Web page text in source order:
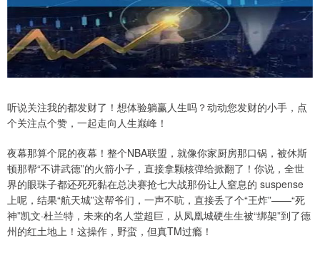
听说关注我的都发财了！想体验躺赢人生吗？动动您发财的小手，点
个关注点个赞，一起走向人生巅峰！
夜幕那算个屁的夜幕！整个NBA联盟，就像你家厨房那口锅，被休斯
顿那帮“不讲武德”的火箭小子，直接拿颗核弹给掀翻了！你说，全世
界的眼珠子都还死死黏在总决赛抢七大战那份让人窒息的 suspense
上呢，结果“航天城”这帮爷们，一声不吭，直接丢了个“王炸”——“死
神”凯文·杜兰特，未来的名人堂超巨，从凤凰城硬生生被“绑架”到了德
州的红土地上！这操作，野蛮，但真TM过瘾！